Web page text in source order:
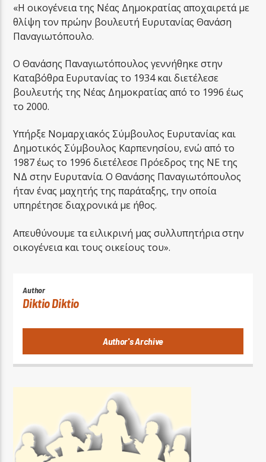
«Η οικογένεια της Νέας Δημοκρατίας αποχαιρετά με
θλίψη τον πρώην βουλευτή Ευρυτανίας Θανάση
Παναγιωτόπουλο.
Ο Θανάσης Παναγιωτόπουλος γεννήθηκε στην
Καταβόθρα Ευρυτανίας το 1934 και διετέλεσε
βουλευτής της Νέας Δημοκρατίας από το 1996 έως
το 2000.
Υπήρξε Νομαρχιακός Σύμβουλος Ευρυτανίας και
Δημοτικός Σύμβουλος Καρπενησίου, ενώ από το
1987 έως το 1996 διετέλεσε Πρόεδρος της ΝΕ της
ΝΔ στην Ευρυτανία. Ο Θανάσης Παναγιωτόπουλος
ήταν ένας μαχητής της παράταξης, την οποία
υπηρέτησε διαχρονικά με ήθος.
Απευθύνουμε τα ειλικρινή μας συλλυπητήρια στην
οικογένεια και τους οικείους του».
Author
Diktio Diktio
Author's Archive